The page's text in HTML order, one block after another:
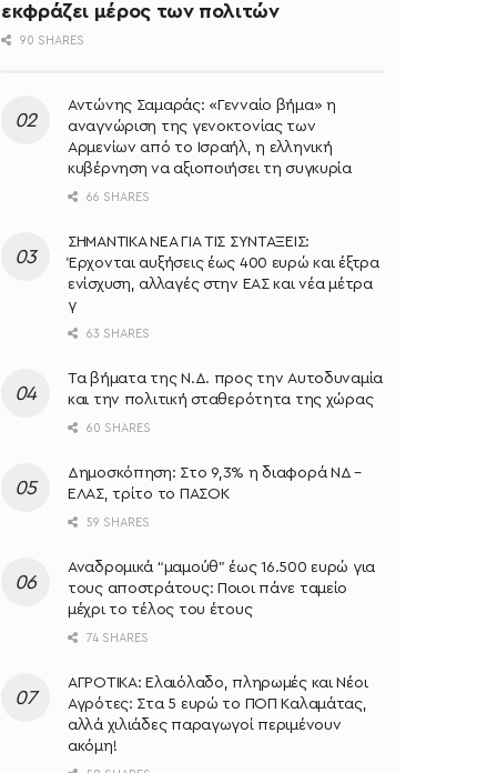
εκφράζει μέρος των πολιτών
90 SHARES
Αντώνης Σαμαράς: «Γενναίο βήμα» η
αναγνώριση της γενοκτονίας των
Αρμενίων από το Ισραήλ, η ελληνική
κυβέρνηση να αξιοποιήσει τη συγκυρία
66 SHARES
ΣΗΜΑΝΤΙΚΑ ΝΕΑ ΓΙΑ ΤΙΣ ΣΥΝΤΑΞΕΙΣ:
Έρχονται αυξήσεις έως 400 ευρώ και έξτρα
ενίσχυση, αλλαγές στην ΕΑΣ και νέα μέτρα
γ
63 SHARES
Τα βήματα της Ν.Δ. προς την Αυτοδυναμία
και την πολιτική σταθερότητα της χώρας
60 SHARES
Δημοσκόπηση: Στο 9,3% η διαφορά ΝΔ –
ΕΛΑΣ, τρίτο το ΠΑΣΟΚ
59 SHARES
Αναδρομικά “μαμούθ” έως 16.500 ευρώ για
τους αποστράτους: Ποιοι πάνε ταμείο
μέχρι το τέλος του έτους
74 SHARES
ΑΓΡΟΤΙΚΑ: Ελαιόλαδο, πληρωμές και Νέοι
Αγρότες: Στα 5 ευρώ το ΠΟΠ Καλαμάτας,
αλλά χιλιάδες παραγωγοί περιμένουν
ακόμη!